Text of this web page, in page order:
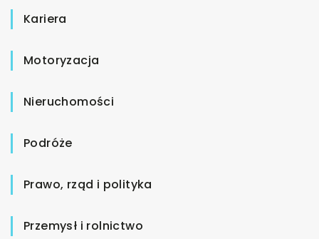
Kariera
Motoryzacja
Nieruchomości
Podróże
Prawo, rząd i polityka
Przemysł i rolnictwo